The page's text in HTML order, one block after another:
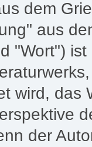
Referate
dem
aus
"Wort")
wird, das